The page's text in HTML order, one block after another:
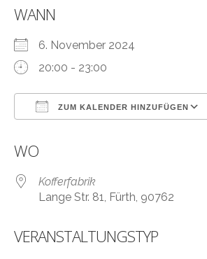
WANN
6. November 2024
20:00 - 23:00
ZUM KALENDER HINZUFÜGEN
WO
Kofferfabrik
Lange Str. 81, Fürth, 90762
VERANSTALTUNGSTYP